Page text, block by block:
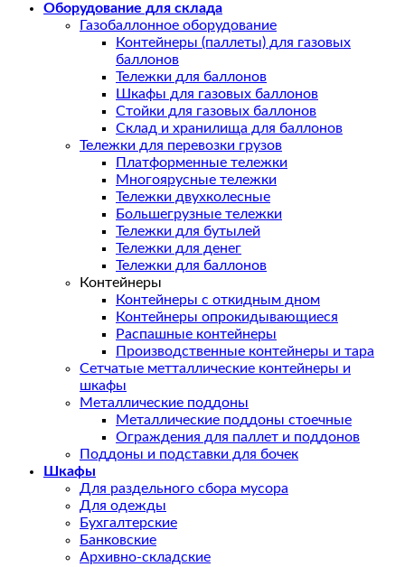
Оборудование для склада
Газобаллонное оборудование
Контейнеры (паллеты) для газовых
баллонов
Тележки для баллонов
Шкафы для газовых баллонов
Стойки для газовых баллонов
Склад и хранилища для баллонов
Тележки для перевозки грузов
Платформенные тележки
Многоярусные тележки
Тележки двухколесные
Большегрузные тележки
Тележки для бутылей
Тележки для денег
Тележки для баллонов
Контейнеры
Контейнеры с откидным дном
Контейнеры опрокидывающиеся
Распашные контейнеры
Производственные контейнеры и тара
Сетчатые метталлические контейнеры и
шкафы
Металлические поддоны
Металлические поддоны стоечные
Ограждения для паллет и поддонов
Поддоны и подставки для бочек
Шкафы
Для раздельного сбора мусора
Для одежды
Бухгалтерские
Банковские
Архивно-складские